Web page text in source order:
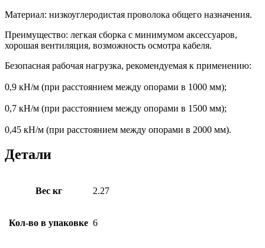
Материал: низкоуглеродистая проволока общего назначения.
Преимущество: легкая сборка с минимумом аксессуаров,
хорошая вентиляция, возможность осмотра кабеля.
Безопасная рабочая нагрузка, рекомендуемая к применению:
0,9 кН/м (при расстоянием между опорами в 1000 мм);
0,7 кН/м (при расстоянием между опорами в 1500 мм);
0,45 кН/м (при расстоянием между опорами в 2000 мм).
Детали
Вес кг 2.27
Кол-во в упаковке 6